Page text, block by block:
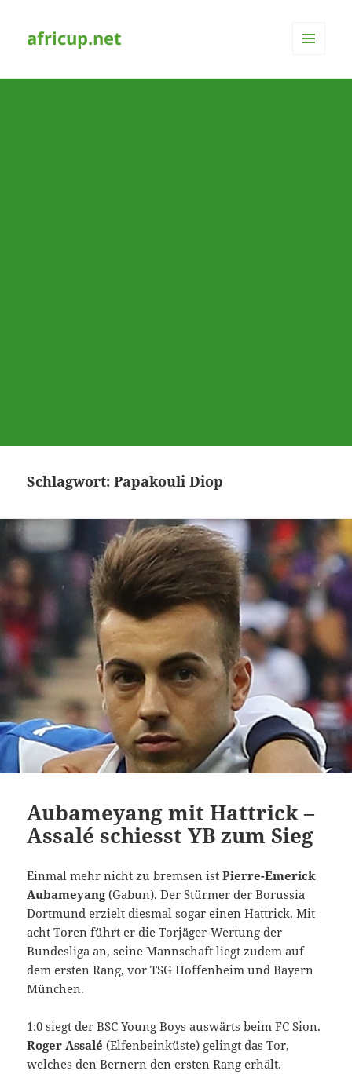
africup.net
Schlagwort:Papakouli Diop
Aubameyang mit Hattrick –
Assalé schiesst YB zum Sieg
Einmal mehr nicht zu bremsen istPierre-Emerick
Aubameyang(Gabun). Der Stürmer der Borussia
Dortmund erzielt diesmal sogar einen Hattrick. Mit
acht Toren führt er die Torjäger-Wertung der
Bundesliga an, seine Mannschaft liegt zudem auf
dem ersten Rang, vor TSG Hoffenheim und Bayern
München.
1:0 siegt der BSC Young Boys auswärts beim FC Sion.
Roger Assalé (Elfenbeinküste) gelingt das Tor,
welches den Bernern den ersten Rang erhält.